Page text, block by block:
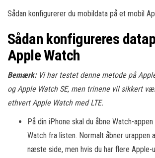
Sådan konfigurerer du mobildata på et mobil
Sådan konfigureres
Apple Watch
Bemærk: Vi har testet denne metode på
og Apple Watch SE, men trinene vil sikkert
ethvert Apple Watch med LTE.
På din iPhone skal du åbne Watch-
Watch fra listen. Normalt åbner urappen
næste side, men hvis du har flere Apple-